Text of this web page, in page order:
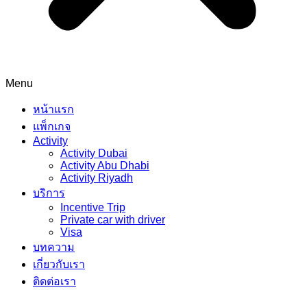
Menu
หน้าแรก
แพ็กเกจ
Activity
Activity Dubai
Activity Abu Dhabi
Activity Riyadh
บริการ
Incentive Trip
Private car with driver
Visa
บทความ
เกี่ยวกับเรา
ติดต่อเรา